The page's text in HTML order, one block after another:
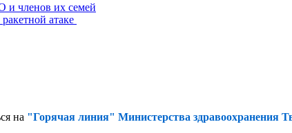
и членов их семей
атаке
на "Горячая линия" Министерства здравоохранения